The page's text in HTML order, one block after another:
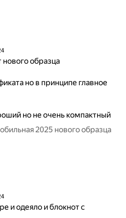
нового образца
но в принципе главное
но не очень компактный
2025 нового образца
и одеяло и блокнот с